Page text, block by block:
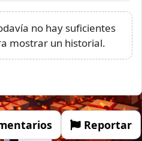
no hay suficientes
mostrar un historial.
Reportar